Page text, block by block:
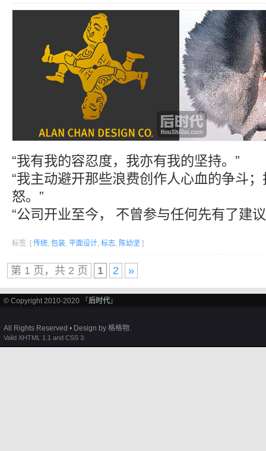
“我有我的容忍度，我亦有我的坚持。”
“我主动避开那些浪费创作人心血的争斗
怒。”
“公司开业至今， 不曾参与任何先有了建议
标签: [ 传统, 包装, 平面设计, 标志, 陈幼坚 ]
第 1 页，共 2 页 1 2 »
© Copyright 2010-2020 「 后时代 」
All Rights Reserved • Design by 格格物.
Valid XHTML 1.1 and CSS 3.